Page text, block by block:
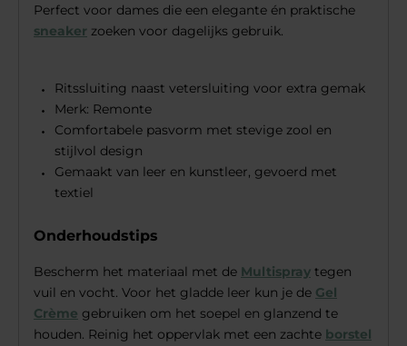
Perfect voor dames die een elegante én praktische
sneaker zoeken voor dagelijks gebruik.
Ritssluiting naast vetersluiting voor extra gemak
Merk: Remonte
Comfortabele pasvorm met stevige zool en
stijlvol design
Gemaakt van leer en kunstleer, gevoerd met
textiel
Onderhoudstips
Bescherm het materiaal met de Multispray tegen
vuil en vocht. Voor het gladde leer kun je de Gel
Crème gebruiken om het soepel en glanzend te
houden. Reinig het oppervlak met een zachte borstel